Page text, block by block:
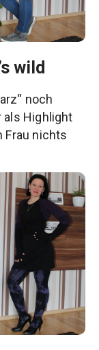
wild
noch
als Highlight
Frau nichts